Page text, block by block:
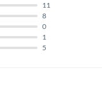
5
1
0
8
11